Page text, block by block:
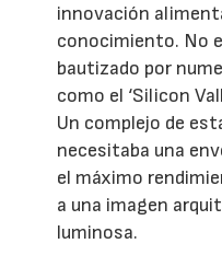
innovación
conocimiento. No
bautizado por
como el ‘Silicon
Un complejo de
necesitaba una
el máximo
a una imagen
luminosa.